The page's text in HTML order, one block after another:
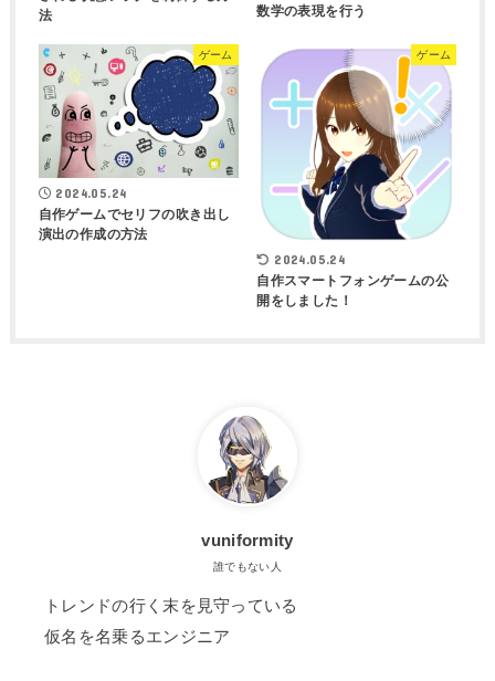
法
数学の表現を行う
ゲーム
2024.05.24
自作ゲームでセリフの吹き出し
演出の作成の方法
ゲーム
2024.05.24
自作スマートフォンゲームの公
開をしました！
vuniformity
誰でもない人
トレンドの行く末を見守っている
仮名を名乗るエンジニア